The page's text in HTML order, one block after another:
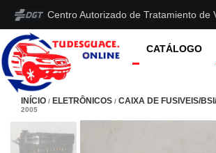
Centro Autorizado de Tratamiento de
CATÁLOGO
INÍCIO / ELETRÔNICOS / CAIXA DE FUSIVEIS/
2005